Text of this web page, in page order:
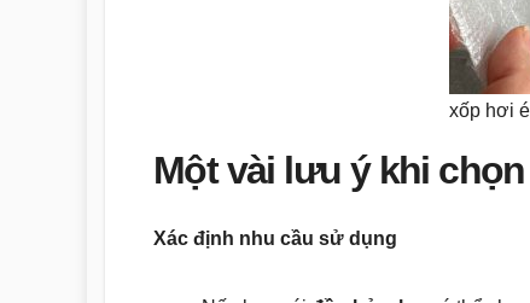
xốp hơi
Một vài lưu ý khi
Xác định nhu cầu sử dụng